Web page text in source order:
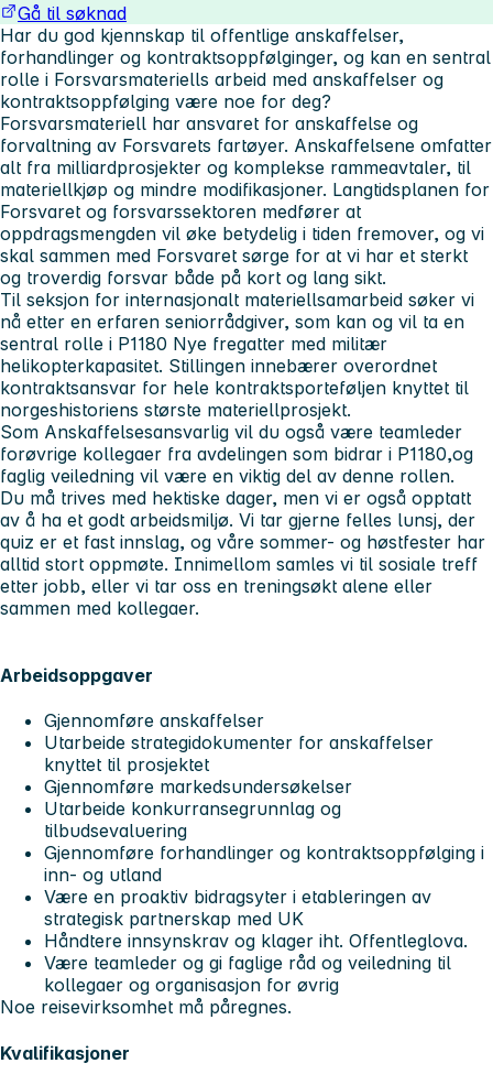
Gå til søknad
Har du god kjennskap til offentlige anskaffelser,
forhandlinger og kontraktsoppfølginger, og kan en sentral
rolle i Forsvarsmateriells arbeid med anskaffelser og
kontraktsoppfølging være noe for deg?
Forsvarsmateriell har ansvaret for anskaffelse og
forvaltning av Forsvarets fartøyer. Anskaffelsene omfatter
alt fra milliardprosjekter og komplekse rammeavtaler, til
materiellkjøp og mindre modifikasjoner. Langtidsplanen for
Forsvaret og forsvarssektoren medfører at
oppdragsmengden vil øke betydelig i tiden fremover, og vi
skal sammen med Forsvaret sørge for at vi har et sterkt
og troverdig forsvar både på kort og lang sikt.
Til seksjon for internasjonalt materiellsamarbeid søker vi
nå etter en erfaren seniorrådgiver, som kan og vil ta en
sentral rolle i P1180 Nye fregatter med militær
helikopterkapasitet. Stillingen innebærer overordnet
kontraktsansvar for hele kontraktsporteføljen knyttet til
norgeshistoriens største materiellprosjekt.
Som Anskaffelsesansvarlig vil du også være teamleder
forøvrige kollegaer fra avdelingen som bidrar i P1180,og
faglig veiledning vil være en viktig del av denne rollen.
Du må trives med hektiske dager, men vi er også opptatt
av å ha et godt arbeidsmiljø. Vi tar gjerne felles lunsj, der
quiz er et fast innslag, og våre sommer- og høstfester har
alltid stort oppmøte. Innimellom samles vi til sosiale treff
etter jobb, eller vi tar oss en treningsøkt alene eller
sammen med kollegaer.
Arbeidsoppgaver
Gjennomføre anskaffelser
Utarbeide strategidokumenter for anskaffelser
knyttet til prosjektet
Gjennomføre markedsundersøkelser
Utarbeide konkurransegrunnlag og
tilbudsevaluering
Gjennomføre forhandlinger og kontraktsoppfølging i
inn- og utland
Være en proaktiv bidragsyter i etableringen av
strategisk partnerskap med UK
Håndtere innsynskrav og klager iht. Offentleglova.
Være teamleder og gi faglige råd og veiledning til
kollegaer og organisasjon for øvrig
Noe reisevirksomhet må påregnes.
Kvalifikasjoner